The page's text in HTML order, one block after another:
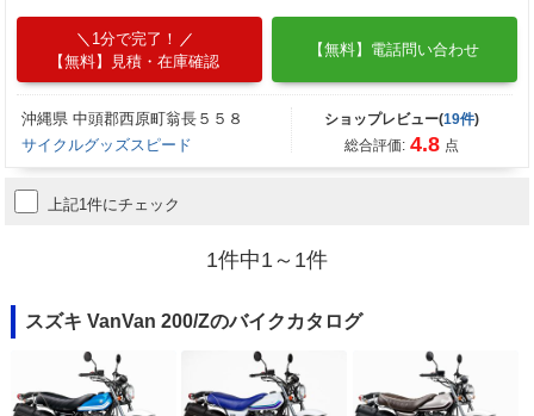
1分で完了！
【無料】見積・在庫確認
【無料】電話問い合わせ
沖縄県 中頭郡西原町翁長５５８
サイクルグッズスピード
ショップレビュー(19件)
総合評価: 4.8 点
上記1件にチェック
1件中1～1件
スズキ VanVan 200/Zのバイクカタログ